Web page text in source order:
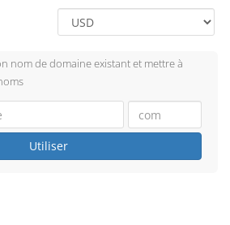
nom de domaine existant et mettre à
Utiliser